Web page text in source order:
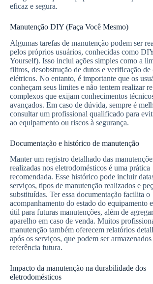
eficaz e segura.
Manutenção DIY (Faça Você Mesmo)
Algumas tarefas de manutenção podem ser
pelos próprios usuários, conhecidas como
Yourself). Isso inclui ações simples como a
filtros, desobstrução de dutos e verificação de
elétricos. No entanto, é importante que os
conheçam seus limites e não tentem realizar
complexos que exijam conhecimentos
avançados. Em caso de dúvida, sempre é
consultar um profissional qualificado para
ao equipamento ou riscos à segurança.
Documentação e histórico de manutenção
Manter um registro detalhado das
realizadas nos eletrodomésticos é uma prática
recomendada. Esse histórico pode incluir
serviços, tipos de manutenção realizados e
substituídas. Ter essa documentação facilita o
acompanhamento do estado do equipamento
útil para futuras manutenções, além de
aparelho em caso de venda. Muitos
manutenção também oferecem relatórios
após os serviços, que podem ser armazenados
referência futura.
Impacto da manutenção na durabilidade dos
eletrodomésticos